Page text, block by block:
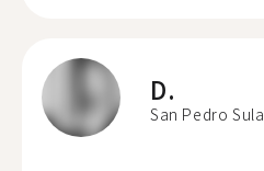
D.
San Pedro Sula